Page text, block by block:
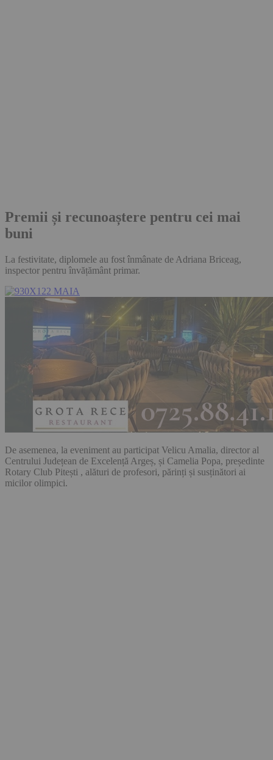
Premii și recunoaștere pentru cei mai
buni
La festivitate, diplomele au fost înmânate de Adriana Briceag,
inspector pentru învățământ primar.
De asemenea, la eveniment au participat Velicu Amalia, director al
Centrului Județean de Excelență Argeș, și Camelia Popa, președinte
Rotary Club Pitești , alături de profesori, părinți și susținători ai
micilor olimpici.